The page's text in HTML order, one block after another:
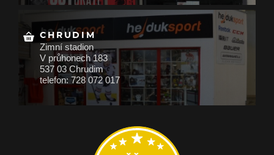
CHRUDIM
Zimní stadion
V průhonech 183
537 03 Chrudim
telefon: 728 072 017